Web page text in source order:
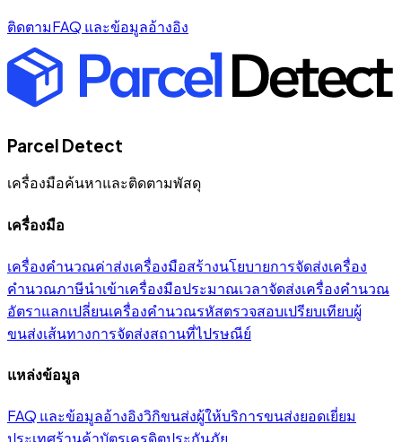
ติดตามFAQ และข้อมูลอ้างอิง
Parcel Detect
เครื่องมือค้นหาและติดตามพัสดุ
เครื่องมือ
เครื่องคำนวณค่าส่งเครื่องมือสร้างนโยบายการจัดส่งเครื่อง
คำนวณภาษีนำเข้าเครื่องมือประมาณเวลาจัดส่งเครื่องคำนวณ
อัตราแลกเปลี่ยนเครื่องคำนวณรหัสตรวจสอบเปรียบเทียบผู้
ขนส่งเส้นทางการจัดส่งสถานที่ไปรษณีย์
แหล่งข้อมูล
FAQ และข้อมูลอ้างอิงวิกิขนส่งผู้ให้บริการขนส่งยอดเยี่ยม